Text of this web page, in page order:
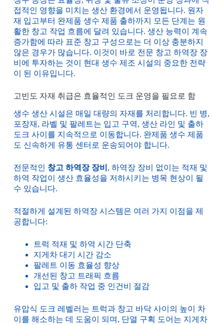
접적인 영향을 미치는 생산 환경에서 운영됩니다. 원자
재 입고부터 완제품 생수 제품 출하까지 모든 단계는 원
활한 창고 작업 흐름에 달려 있습니다. 생산 능력이 계속
증가함에 따라 표준 창고 구성으로는 더 이상 충분하지
않은 경우가 많습니다. 이것이 바로 전문 창고 하역장 장
비에 투자하는 것이 현대 생수 제조 시설의 중요한 전략
이 된 이유입니다.
고빈도 자재 취급은 효율적인 도크 운영을 필요로 함
생수 생산 시설은 매일 대량의 자재를 처리합니다. 빈 병,
포장재, 라벨 및 팔레트는 입고 구역, 생산 라인 및 출하
도크 사이를 지속적으로 이동합니다. 완제품 생수 제품
도 신속하게 유통 센터로 운송되어야 합니다.
전문적인 창고 하역장 장비 , 하역장 장비 없이는 적재 및
하역 작업이 생산 효율성을 저하시키는 병목 현상이 될
수 있습니다.
적절하게 설계된 하역장 시스템은 여러 가지 이점을 제
공합니다:
트럭 적재 및 하역 시간 단축
지게차 대기 시간 감소
팔레트 이동 효율성 향상
개선된 창고 트래픽 흐름
입고 및 출하 작업 중 인건비 절감
유압식 도크 레벨러는 트럭과 창고 바닥 사이의 높이 차
이를 해소하는 데 도움이 되며, 단열 구획 도어는 지게차